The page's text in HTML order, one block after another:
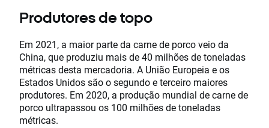
Produtores de topo
Em 2021, a maior parte da carne de porco veio da
China, que produziu mais de 40 milhões de toneladas
métricas desta mercadoria. A União Europeia e os
Estados Unidos são o segundo e terceiro maiores
produtores. Em 2020, a produção mundial de carne de
porco ultrapassou os 100 milhões de toneladas
métricas.